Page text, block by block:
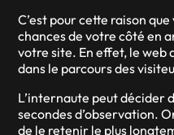
C’est pour cette raison
chances de votre côté en
votre site. En effet, le web
dans le parcours des
L’internaute peut décider
secondes d’observation.
de le retenir le plus